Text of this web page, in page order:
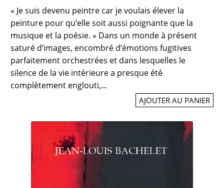
« Je suis devenu peintre car je voulais élever la
peinture pour qu’elle soit aussi poignante que la
musique et la poésie. » Dans un monde à présent
saturé d’images, encombré d’émotions fugitives
parfaitement orchestrées et dans lesquelles le
silence de la vie intérieure a presque été
complètement englouti,...
AJOUTER AU PANIER